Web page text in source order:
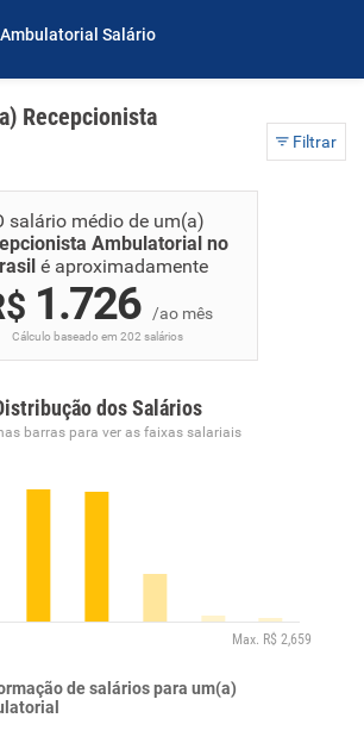
Salário
Recepcionista
Filtrar
salário médio de um(a)
Ambulatorial no
é aproximadamente
1.726 /ao mês
Cálculo baseado em 202 salários
dos Salários
barras para ver as faixas salariais
de salários para um(a)